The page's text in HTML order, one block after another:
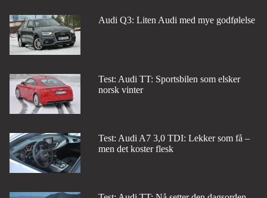
Audi Q3: Liten Audi med mye godfølelse
Test: Audi TT: Sportsbilen som elsker
norsk vinter
Test: Audi A7 3,0 TDI: Lekker som få –
men det koster flesk